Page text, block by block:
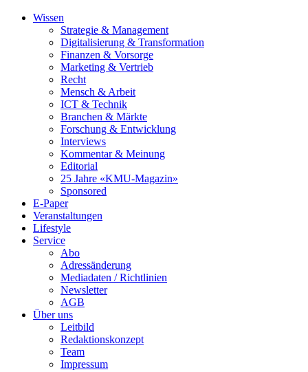
Wissen
Strategie & Management
Digitalisierung & Transformation
Finanzen & Vorsorge
Marketing & Vertrieb
Recht
Mensch & Arbeit
ICT & Technik
Branchen & Märkte
Forschung & Entwicklung
Interviews
Kommentar & Meinung
Editorial
25 Jahre «KMU-Magazin»
Sponsored
E-Paper
Veranstaltungen
Lifestyle
Service
Abo
Adressänderung
Mediadaten / Richtlinien
Newsletter
AGB
Über uns
Leitbild
Redaktionskonzept
Team
Impressum